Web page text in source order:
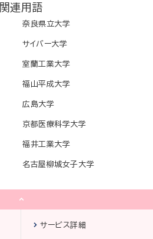
関連用語
奈良県立大学
サイバー大学
室蘭工業大学
福山平成大学
広島大学
京都医療科学大学
福井工業大学
名古屋柳城女子大学
サービス詳細